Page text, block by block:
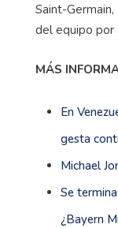
Saint-
del equipo por
MÁS
En
gesta
Michael
Se
¿Bayern